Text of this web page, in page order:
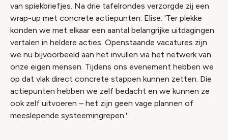
van spiekbriefjes. Na drie tafelrondes verzorgde zij een
wrap-up met concrete actiepunten. Elise: 'Ter plekke
konden we met elkaar een aantal belangrijke uitdagingen
vertalen in heldere acties. Openstaande vacatures zijn
we nu bijvoorbeeld aan het invullen via het netwerk van
onze eigen mensen. Tijdens ons evenement hebben we
op dat vlak direct concrete stappen kunnen zetten. Die
actiepunten hebben we zelf bedacht en we kunnen ze
ook zelf uitvoeren – het zijn geen vage plannen of
meeslepende systeemingrepen.'